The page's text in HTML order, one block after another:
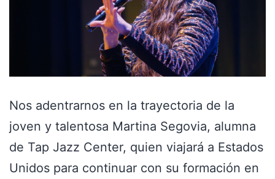
Nos adentrarnos en la trayectoria de la
joven y talentosa Martina Segovia, alumna
de Tap Jazz Center, quien viajará a Estados
Unidos para continuar con su formación en